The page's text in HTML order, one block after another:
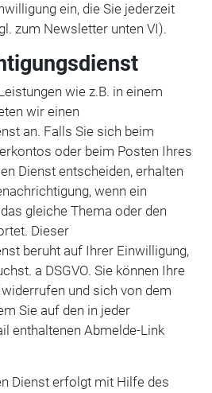
ein, die Sie jederzeit
zum Newsletter unten VI).
wie z.B. in einem
wir einen
an. Falls Sie sich beim
oder beim Posten Ihres
Dienst entscheiden, erhalten
wenn ein
gleiche Thema oder den
Dieser
beruht auf Ihrer Einwilligung,
a DSGVO. Sie können Ihre
und sich von dem
Sie auf den in jeder
enthaltenen Abmelde-Link
Dienst erfolgt mit Hilfe des